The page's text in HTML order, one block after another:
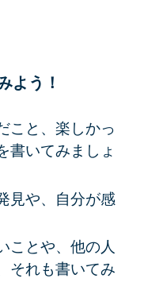
よう！
こと、楽しかっ
書いてみましょ
見や、自分が感
ことや、他の人
それも書いてみ